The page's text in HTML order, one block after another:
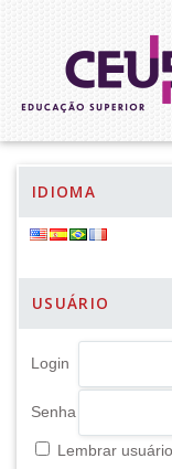
IDIOMA
USUÁRIO
Login
Senha
Lembrar usuário